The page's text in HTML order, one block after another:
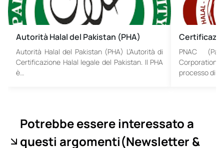
Autorità Halal del Pakistan (PHA)
Autorità Halal del Pakistan (PHA) L’Autorità di
Certificazione Halal legale del Pakistan. Il PHA
è…
PNAC
processo di
Potrebbe essere interessato a
questi argomenti(Newsletter &